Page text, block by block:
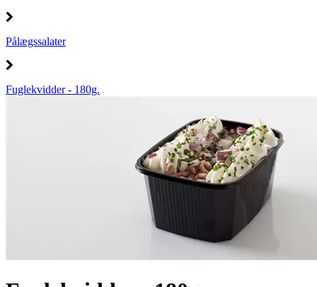
Pålægssalater
Fuglekvidder - 180g.